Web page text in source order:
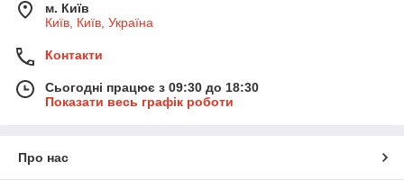
м. Київ
Київ, Київ, Україна
Контакти
Сьогодні працює з 09:30 до 18:30
Показати весь графік роботи
Про нас